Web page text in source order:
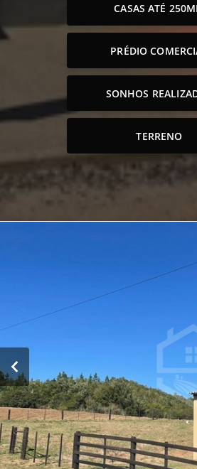
CASAS ATÉ
PRÉDIO
SONHOS
TERRENO